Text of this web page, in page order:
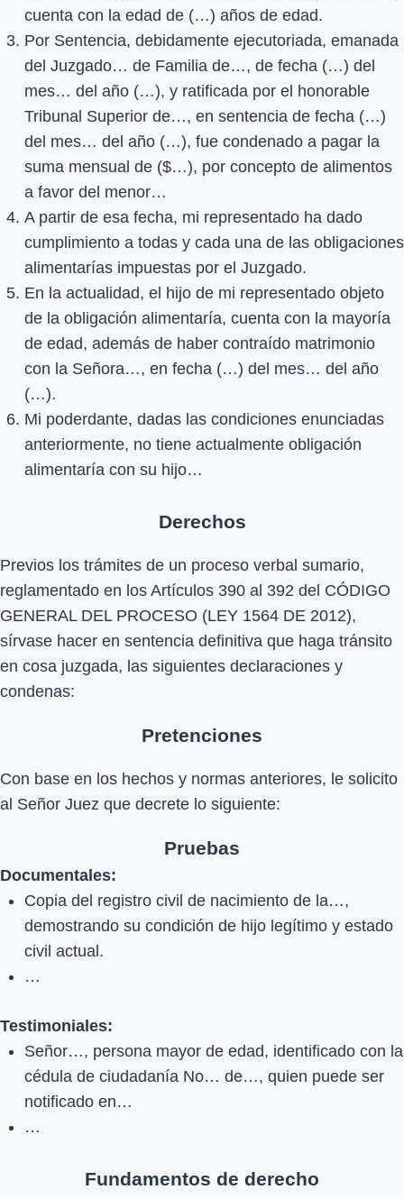
cuenta con la edad de (…) años de edad.
Por Sentencia, debidamente ejecutoriada, emanada
del Juzgado… de Familia de…, de fecha (…) del
mes… del año (…), y ratificada por el honorable
Tribunal Superior de…, en sentencia de fecha (…)
del mes… del año (…), fue condenado a pagar la
suma mensual de ($…), por concepto de alimentos
a favor del menor…
A partir de esa fecha, mi representado ha dado
cumplimiento a todas y cada una de las obligaciones
alimentarías impuestas por el Juzgado.
En la actualidad, el hijo de mi representado objeto
de la obligación alimentaría, cuenta con la mayoría
de edad, además de haber contraído matrimonio
con la Señora…, en fecha (…) del mes… del año
(…).
Mi poderdante, dadas las condiciones enunciadas
anteriormente, no tiene actualmente obligación
alimentaría con su hijo…
Derechos
Previos los trámites de un proceso verbal sumario,
reglamentado en los Artículos 390 al 392 del CÓDIGO
GENERAL DEL PROCESO (LEY 1564 DE 2012),
sírvase hacer en sentencia definitiva que haga tránsito
en cosa juzgada, las siguientes declaraciones y
condenas:
Pretenciones
Con base en los hechos y normas anteriores, le solicito
al Señor Juez que decrete lo siguiente:
Pruebas
Documentales:
Copia del registro civil de nacimiento de la…,
demostrando su condición de hijo legítimo y estado
civil actual.
…
Testimoniales:
Señor…, persona mayor de edad, identificado con la
cédula de ciudadanía No… de…, quien puede ser
notificado en…
…
Fundamentos de derecho